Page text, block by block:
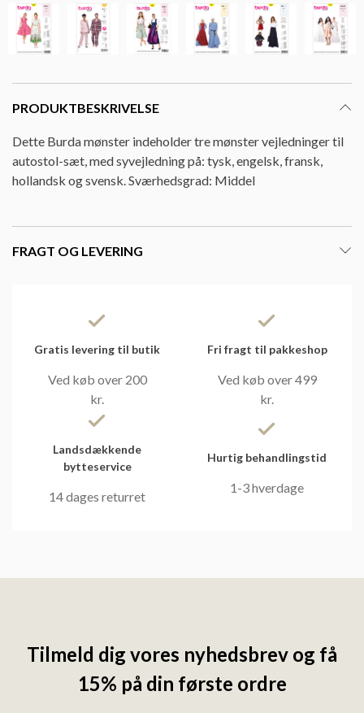
PRODUKTBESKRIVELSE
Dette Burda mønster indeholder tre mønster vejledninger til
autostol-sæt, med syvejledning på: tysk, engelsk, fransk,
hollandsk og svensk. Sværhedsgrad: Middel
FRAGT OG LEVERING
Gratis levering til butik
Ved køb over 200
kr.
Fri fragt til pakkeshop
Ved køb over 499
kr.
Landsdækkende
bytteservice
14 dages returret
Hurtig behandlingstid
1-3 hverdage
Tilmeld dig vores nyhedsbrev og få
15% på din første ordre